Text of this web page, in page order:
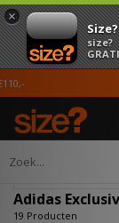
×
Size?
size?
Home Adidas
Adidas
19 Producten